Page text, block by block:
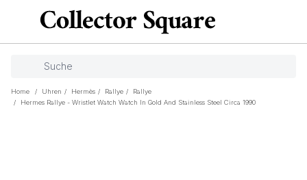
Home / Uhren / Hermès / Rallye /
Rallye
/
Hermes Rallye - Wristlet Watch Watch In Gold And Stainless Steel Circa 1990